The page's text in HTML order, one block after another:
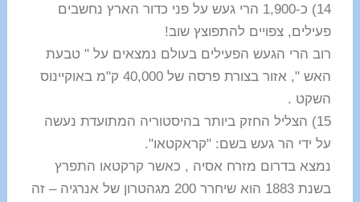
14) כ-1,900 הרי געש על פני כדור הארץ נחשבים
פעילים, צפויים להתפוצץ שוב!
רוב הרי הגעש הפעילים בעולם נמצאים על " טבעת
האש ", אזור בצורת פרסה של 40,000 ק"מ באוקיינוס ​​
השקט .
15) הצליל החזק ביותר בהיסטוריה המתועדת נעשה
על ידי הר געש בשם: "קראקטאו".
נמצא בדרום מזרח אסיה , כאשר קרקטאו התפרץ
בשנת 1883 הוא שיחרר 200 מגהטרון של אנרגיה – זה